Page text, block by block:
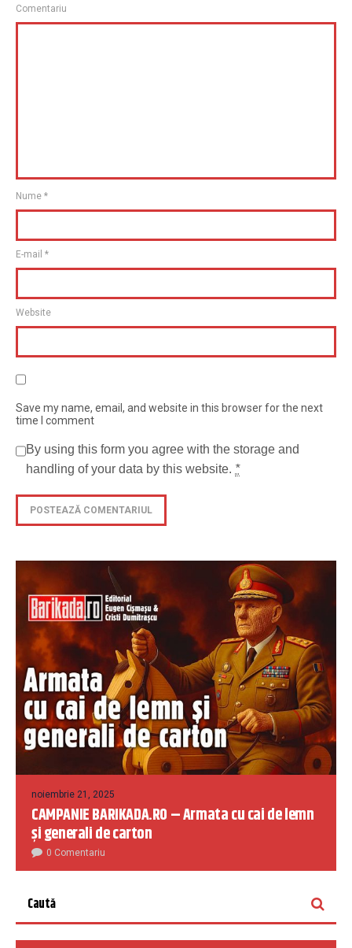
Comentariu
Nume *
E-mail *
Website
Save my name, email, and website in this browser for the next
time I comment
By using this form you agree with the storage and
handling of your data by this website. *
noiembrie 21, 2025
CAMPANIE BARIKADA.RO – Armata cu cai de lemn
și generali de carton
0 Comentariu